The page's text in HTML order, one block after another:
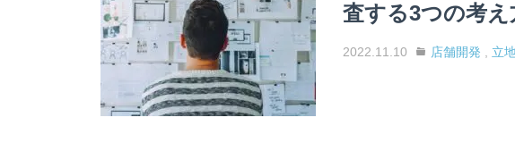
査する3つの考え
2022.11.10 店舗開発 , 立